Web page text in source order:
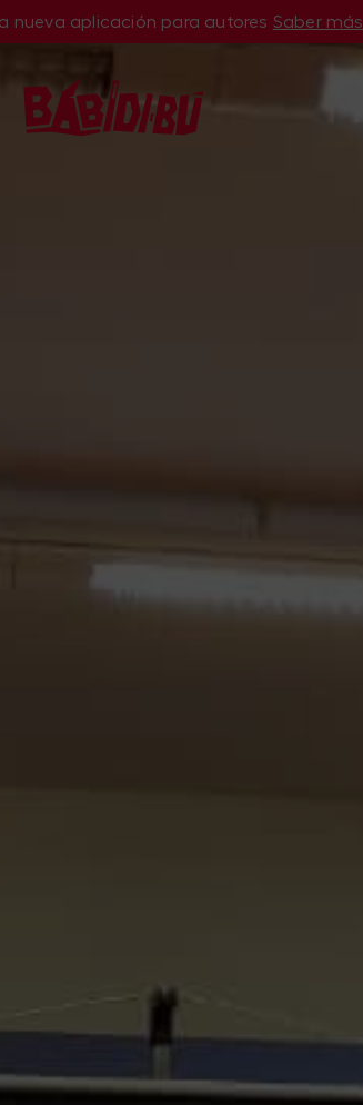
nueva aplicación para autores Saber más